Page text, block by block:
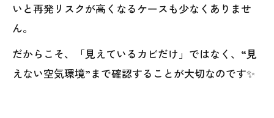
いと再発リスクが高くなるケースも少なくありませ
ん。
だからこそ、「見えているカビだけ」ではなく、“見
えない空気環境”まで確認することが大切なのです✨